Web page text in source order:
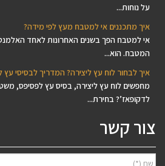
על נוחות...
איך מתכננים אי למטבח מעץ לפי מידה?
אי למטבח הפך בשנים האחרונות לאחד
המטבח. הוא...
איך לבחור לוח עץ ליצירה? המדריך לבסיסי עץ
מחפשים לוח עץ ליצירה, בסיס עץ לפסיפס,
לדקופאז’? בחירת...
צור קשר